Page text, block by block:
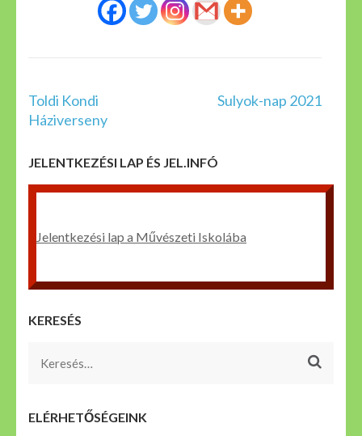
Bejegyzés
navigáció
Toldi Kondi
Háziverseny
Sulyok-nap 2021
JELENTKEZÉSI LAP ÉS JEL.INFÓ
Jelentkezési lap a Művészeti Iskolába
KERESÉS
Keresés:
ELÉRHETŐSÉGEINK